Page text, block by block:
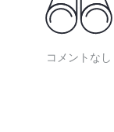
コメントなし